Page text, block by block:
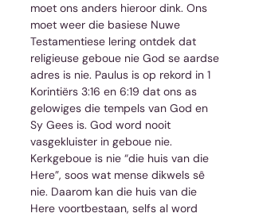
moet ons anders hieroor dink. Ons
moet weer die basiese Nuwe
Testamentiese lering ontdek dat
religieuse geboue nie God se aardse
adres is nie. Paulus is op rekord in 1
Korintiërs 3:16 en 6:19 dat ons as
gelowiges die tempels van God en
Sy Gees is. God word nooit
vasgekluister in geboue nie.
Kerkgeboue is nie “die huis van die
Here”, soos wat mense dikwels sê
nie. Daarom kan die huis van die
Here voortbestaan, selfs al word